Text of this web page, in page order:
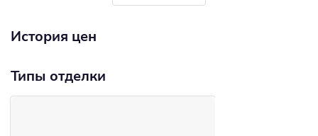
История цен
Типы отделки